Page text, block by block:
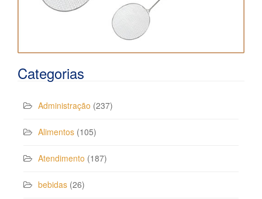
Categorias
Administração (237)
Alimentos (105)
Atendimento (187)
bebidas (26)